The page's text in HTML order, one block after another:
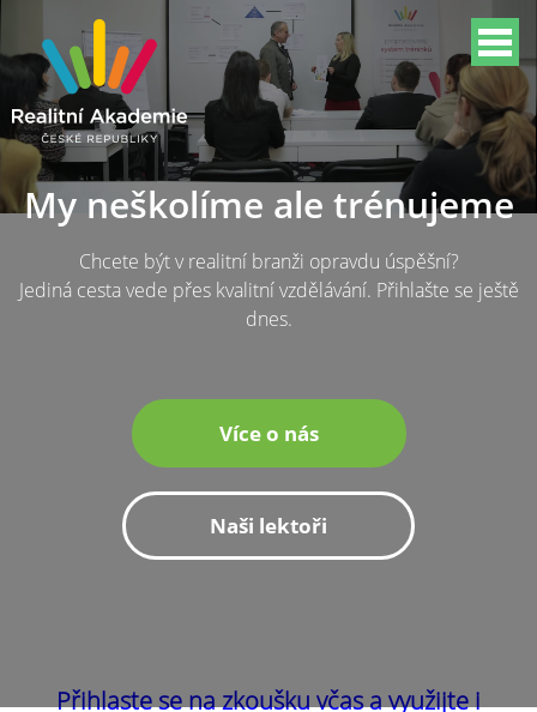
My neškolíme ale trénujeme
Chcete být v realitní branži opravdu úspěšní?
Jediná cesta vede přes kvalitní vzdělávání. Přihlašte se ještě
dnes.
Více o nás
Naši lektoři
Přihlaste se na zkoušku včas a využijte i